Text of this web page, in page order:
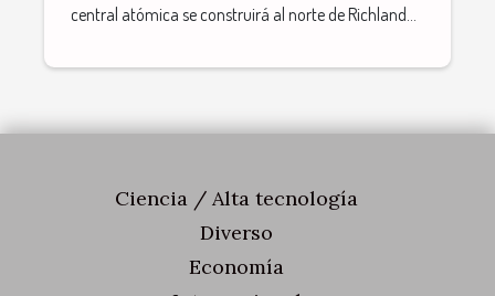
central atómica se construirá al norte de Richland...
Ciencia / Alta tecnología
Diverso
Economía